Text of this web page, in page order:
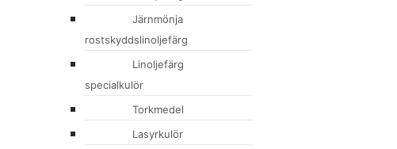
Järnmönja
rostskyddslinoljefärg
Linoljefärg
specialkulör
Torkmedel
Lasyrkulör